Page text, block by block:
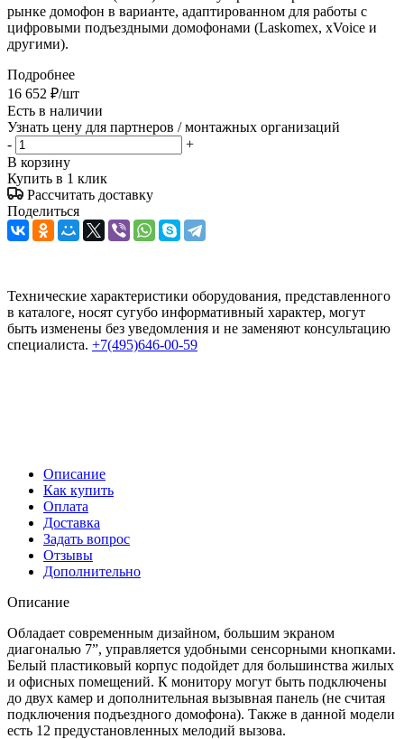
рынке домофон в варианте, адаптированном для работы с
цифровыми подъездными домофонами (Laskomex, xVoice и
другими).
Подробнее
16 652 ₽/шт
Есть в наличии
Узнать цену для партнеров / монтажных организаций
-
+
В корзину
Купить в 1 клик
Рассчитать доставку
Поделиться
Технические характеристики оборудования, представленного
в каталоге, носят сугубо информативный характер, могут
быть изменены без уведомления и не заменяют консультацию
специалиста. +7(495)646-00-59
Описание
Как купить
Оплата
Доставка
Задать вопрос
Отзывы
Дополнительно
Описание
Обладает современным дизайном, большим экраном
диагональю 7”, управляется удобными сенсорными кнопками.
Белый пластиковый корпус подойдет для большинства жилых
и офисных помещений. К монитору могут быть подключены
до двух камер и дополнительная вызывная панель (не считая
подключения подъездного домофона). Также в данной модели
есть 12 предустановленных мелодий вызова.